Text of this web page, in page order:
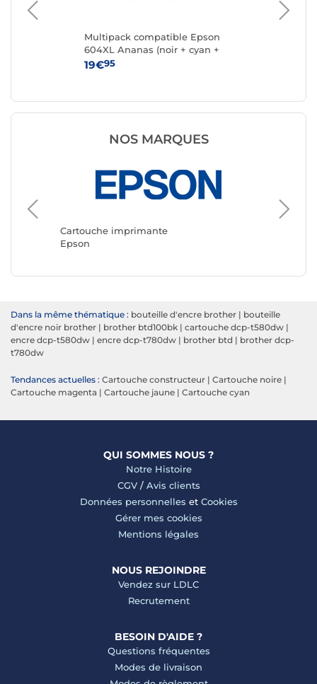
Multipack compatible Epson
604XL Ananas (noir + cyan +
magenta + jaune)
19€95
NOS MARQUES
Cartouche imprimante
Epson
Canon
Dans la même thématique : bouteille d'encre brother | bouteille
d'encre noir brother | brother btd100bk | cartouche dcp-t580dw |
encre dcp-t580dw | encre dcp-t780dw | brother btd | brother dcp-
t780dw
Tendances actuelles : Cartouche constructeur | Cartouche noire |
Cartouche magenta | Cartouche jaune | Cartouche cyan
QUI SOMMES NOUS ?
Notre Histoire
CGV/ Avis clients
Données personnelles et Cookies
Gérer mes cookies
Mentions légales
NOUS REJOINDRE
Vendez sur LDLC
Recrutement
BESOIN D'AIDE ?
Questions fréquentes
Modes de livraison